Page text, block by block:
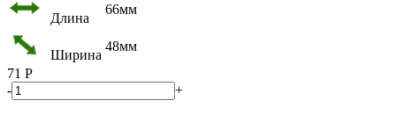
Длина
66мм
Ширина
48мм
71 Р
-
+